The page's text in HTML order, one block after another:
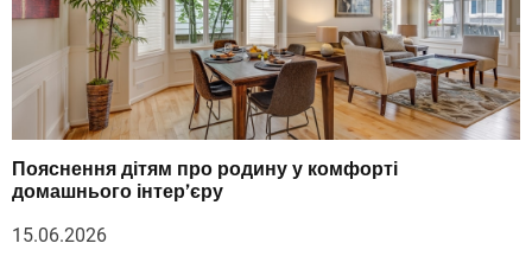
Пояснення дітям про родину у комфорті
домашнього інтер’єру
15.06.2026